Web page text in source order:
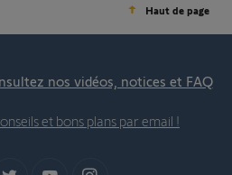
Haut de page
nos vidéos, notices et FAQ
et bons plans par email !